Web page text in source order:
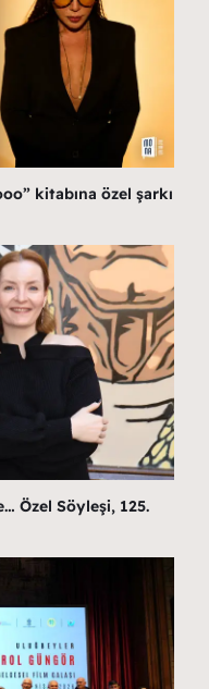
kitabına özel şarkı
Özel Söyleşi, 125.